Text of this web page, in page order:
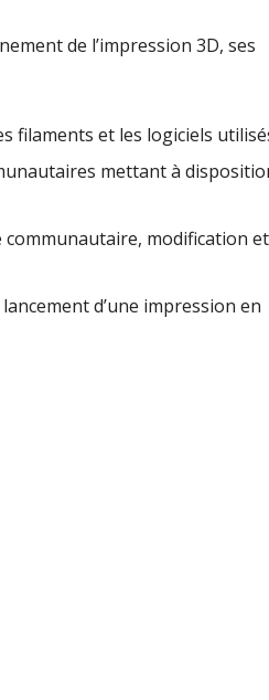
de l’impression 3D, ses
filaments et les logiciels
mettant à
communautaire, modification et
d’une impression en